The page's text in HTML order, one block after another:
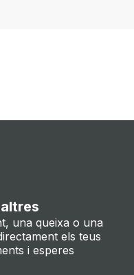
una queixa o una
els teus
i esperes